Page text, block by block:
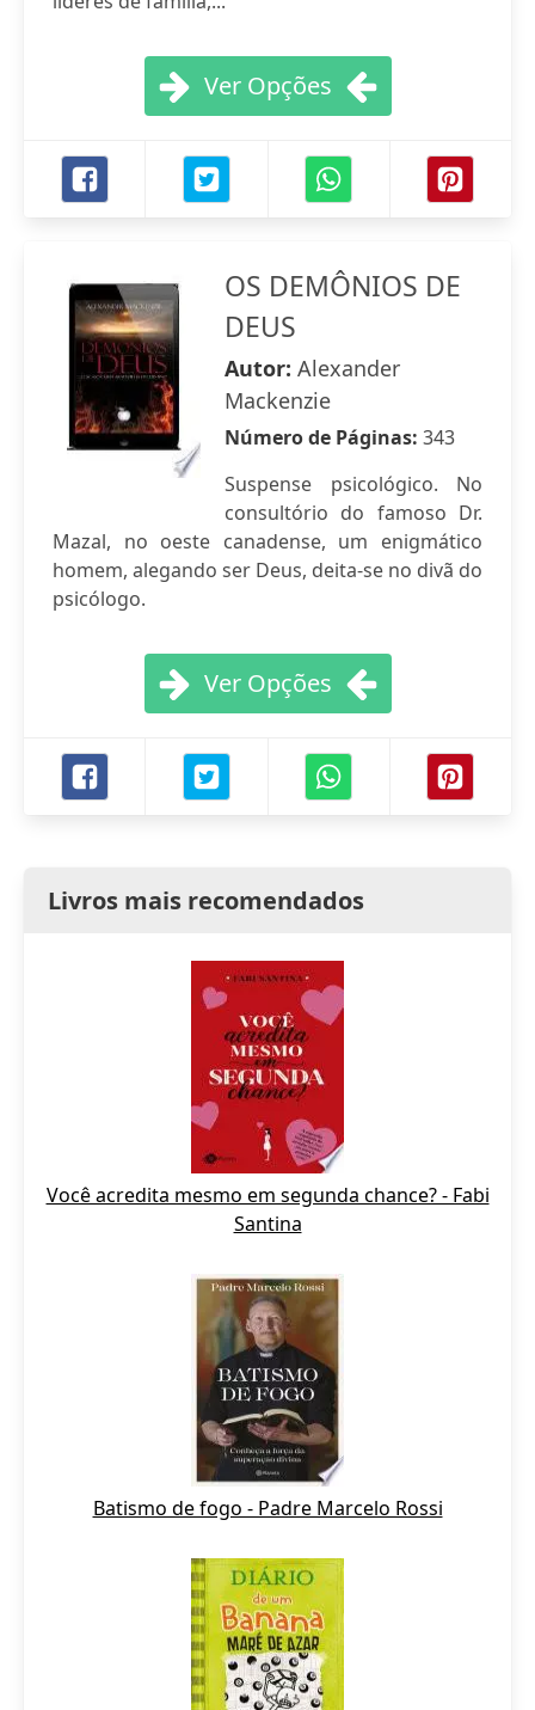
Ver Opções
OS DEMÔNIOS DE
DEUS
Autor: Alexander
Mackenzie
Número de Páginas: 343
Suspense psicológico. No
consultório do famoso Dr.
Mazal, no oeste canadense, um enigmático
homem, alegando ser Deus, deita-se no divã do
psicólogo.
Ver Opções
Livros mais recomendados
Você acredita mesmo em segunda chance? - Fabi
Santina
Batismo de fogo - Padre Marcelo Rossi